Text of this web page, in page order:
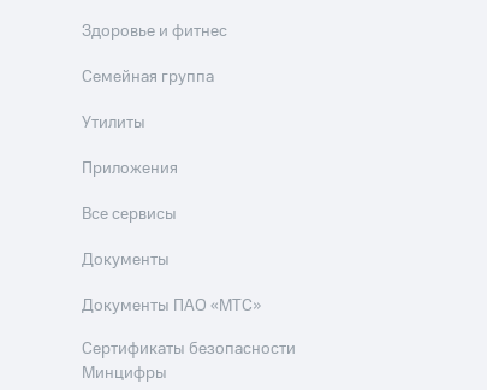
Здоровье и фитнес
Семейная группа
Утилиты
Приложения
Все сервисы
Документы
Документы ПАО «МТС»
Сертификаты безопасности
Минцифры